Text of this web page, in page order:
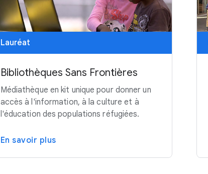
Lauréat
Bibliothèques Sans Frontières
Médiathèque en kit unique pour donner un
accès à l'information, à la culture et à
l'éducation des populations réfugiées.
En savoir plus